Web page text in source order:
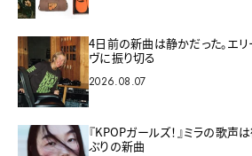
4日前の新曲は静かだった。エリ
ヴに振り切る
2026.08.07
『KPOPガールズ！』ミラの歌声
ぶりの新曲